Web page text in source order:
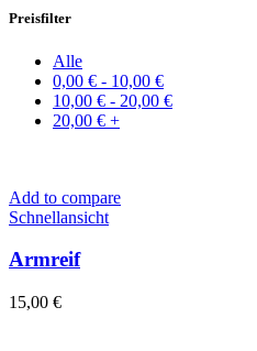
Preisfilter
Alle
0,00 € - 10,00 €
10,00 € - 20,00 €
20,00 € +
Add to compare
Schnellansicht
Armreif
15,00 €